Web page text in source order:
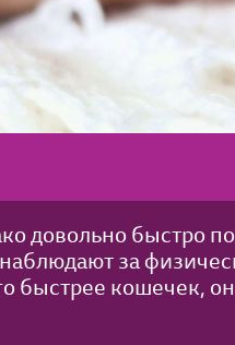
довольно быстро
за
быстрее кошечек,